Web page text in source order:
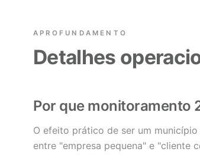
APROFUNDAMENTO
Detalhes
Por que monitoramento
O efeito prático de ser um
entre "empresa pequena" e "cliente